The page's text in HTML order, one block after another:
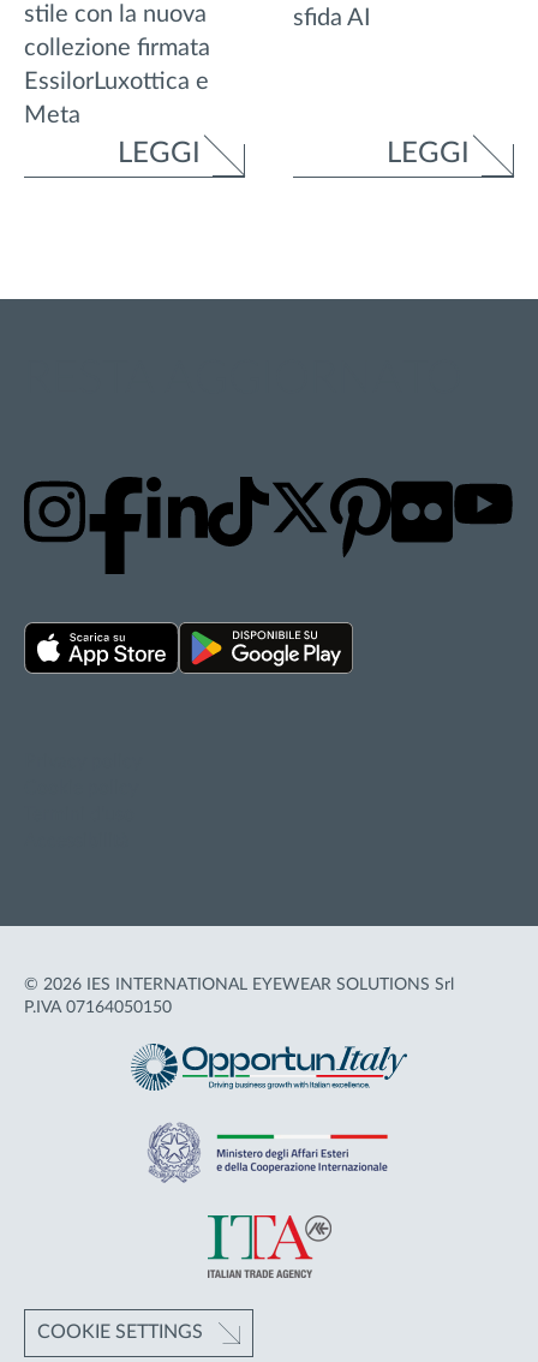
stile con la nuova
collezione firmata
EssilorLuxottica e
Meta
LEGGI
sfida AI
LEGGI
© 2026 IES INTERNATIONAL EYEWEAR SOLUTIONS Srl
P.IVA 07164050150
COOKIE SETTINGS